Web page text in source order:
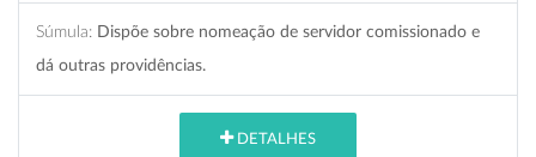
Súmula: Dispõe sobre nomeação de servidor comissionado e
dá outras providências.
DETALHES